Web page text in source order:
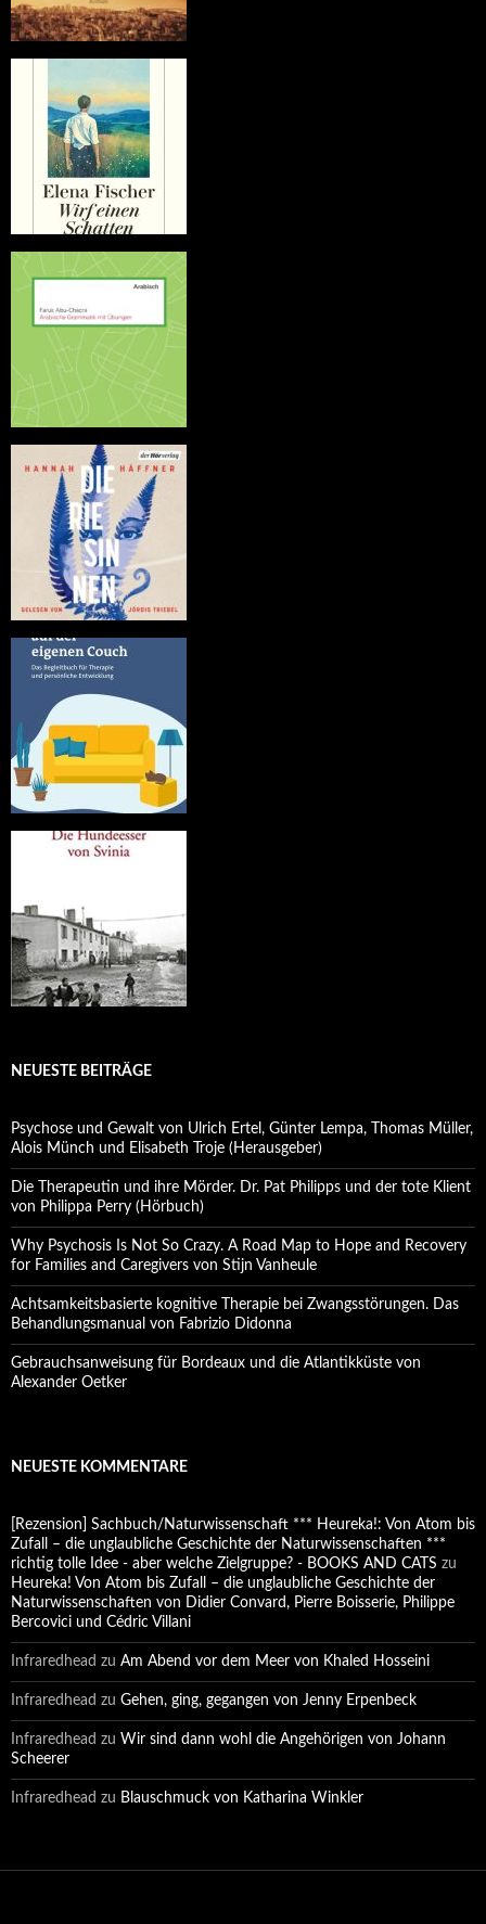
NEUESTE BEITRÄGE
Psychose und Gewalt von Ulrich Ertel, Günter Lempa, Thomas Müller,
Alois Münch und Elisabeth Troje (Herausgeber)
Die Therapeutin und ihre Mörder. Dr. Pat Philipps und der tote Klient
von Philippa Perry (Hörbuch)
Why Psychosis Is Not So Crazy. A Road Map to Hope and Recovery
for Families and Caregivers von Stijn Vanheule
Achtsamkeitsbasierte kognitive Therapie bei Zwangsstörungen. Das
Behandlungsmanual von Fabrizio Didonna
Gebrauchsanweisung für Bordeaux und die Atlantikküste von
Alexander Oetker
NEUESTE KOMMENTARE
[Rezension] Sachbuch/Naturwissenschaft *** Heureka!: Von Atom bis
Zufall – die unglaubliche Geschichte der Naturwissenschaften ***
richtig tolle Idee - aber welche Zielgruppe? - BOOKS AND CATS zu
Heureka! Von Atom bis Zufall – die unglaubliche Geschichte der
Naturwissenschaften von Didier Convard, Pierre Boisserie, Philippe
Bercovici und Cédric Villani
Infraredhead zu Am Abend vor dem Meer von Khaled Hosseini
Infraredhead zu Gehen, ging, gegangen von Jenny Erpenbeck
Infraredhead zu Wir sind dann wohl die Angehörigen von Johann
Scheerer
Infraredhead zu Blauschmuck von Katharina Winkler